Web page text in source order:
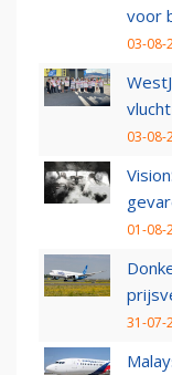
voor
03-08-
03-08-
01-08-
31-07-